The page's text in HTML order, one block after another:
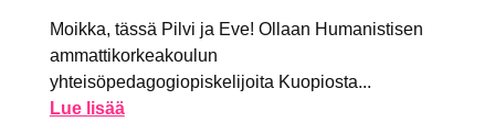
Moikka, tässä Pilvi ja Eve! Ollaan Humanistisen
ammattikorkeakoulun
yhteisöpedagogiopiskelijoita Kuopiosta...
Lue lisää